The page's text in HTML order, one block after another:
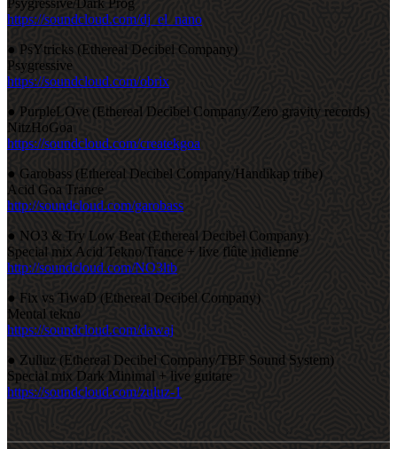
https://soundcloud.com/dj_el_nano
● PsYtricks (Ethereal Decibel Company)
Psygressive
https://soundcloud.com/obrix
● PurpleLOve (Ethereal Decibel Company/Zero gravity records)
NitzHoGoa
https://soundcloud.com/createkgoa
● Garobass (Ethereal Decibel Company/Handikap tribe)
Acid Goa Trance
http://soundcloud.com/garobass
● NO3 & Try Low Beat (Ethereal Decibel Company)
Special mix Acid Tekno/Trance + live flûte indienne
http://soundcloud.com/NO3ltb
● Fix vs TiwaD (Ethereal Decibel Company)
Mental tekno
https://soundcloud.com/dawaj
● Zulluz (Ethereal Decibel Company/TBF Sound System)
Special mix Dark Minimal + live guitare
https://soundcloud.com/zuluz-1